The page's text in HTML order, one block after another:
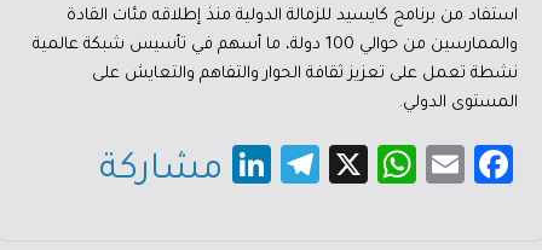
استفاد من برنامج كايسيد للزمالة الدولية منذ إطلاقه مئات القادة
والممارسين من حوالي 100 دولة، ما أسهم في تأسيس شبكة عالمية
نشطة تعمل على تعزيز ثقافة الحوار والتفاهم والتعايش على
المستوى الدولي.
Fa
E
W
X
Te
Li
مشاركة